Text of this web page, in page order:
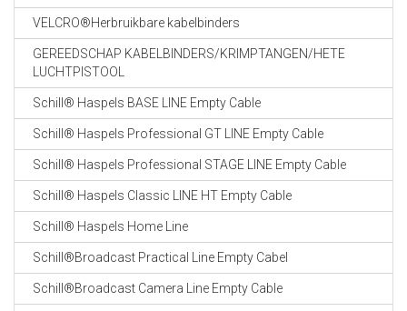
VELCRO®Herbruikbare kabelbinders
GEREEDSCHAP KABELBINDERS/KRIMPTANGEN/HETE
LUCHTPISTOOL
Schill® Haspels BASE LINE Empty Cable
Schill® Haspels Professional GT LINE Empty Cable
Schill® Haspels Professional STAGE LINE Empty Cable
Schill® Haspels Classic LINE HT Empty Cable
Schill® Haspels Home Line
Schill®Broadcast Practical Line Empty Cabel
Schill®Broadcast Camera Line Empty Cable